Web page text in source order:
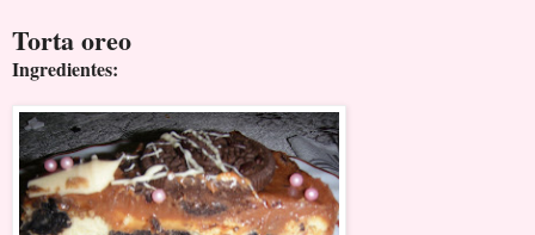
Torta oreo
Ingredientes: